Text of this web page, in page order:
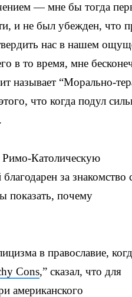
— мне бы тогда
и не был убежден, что
нас в нашем
в то время, мне
называет “Морально-
что когда подул
Римо-Католическую
за знакомство
показать, почему
в православие,
Cons,” сказал, что для
американского